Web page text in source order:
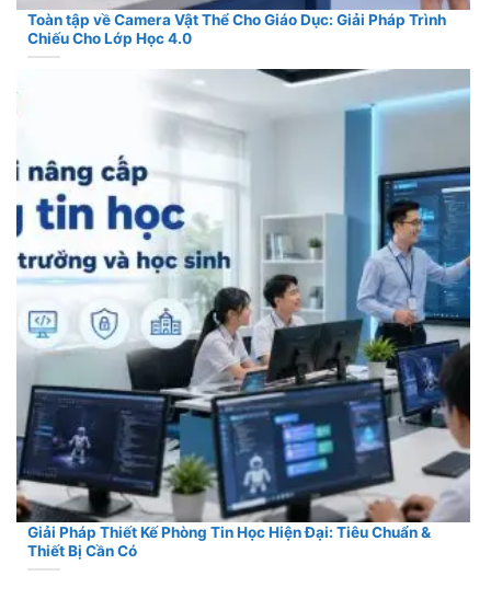
Toàn tập về Camera Vật Thể Cho Giáo Dục: Giải Pháp Trình
Chiếu Cho Lớp Học 4.0
Giải Pháp Thiết Kế Phòng Tin Học Hiện Đại: Tiêu Chuẩn &
Thiết Bị Cần Có